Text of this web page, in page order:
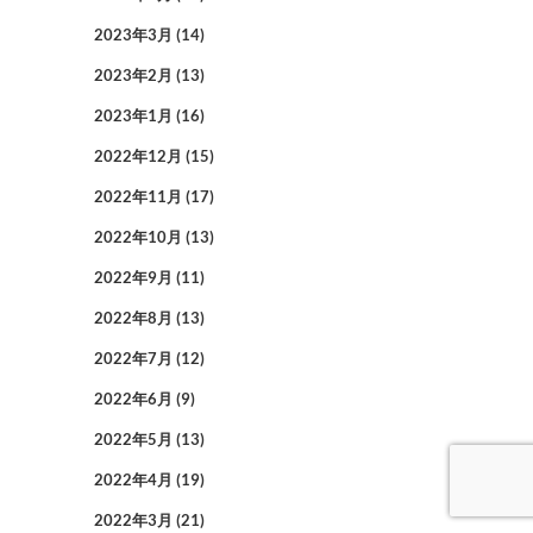
2023年3月 (14)
2023年2月 (13)
2023年1月 (16)
2022年12月 (15)
2022年11月 (17)
2022年10月 (13)
2022年9月 (11)
2022年8月 (13)
2022年7月 (12)
2022年6月 (9)
2022年5月 (13)
2022年4月 (19)
2022年3月 (21)